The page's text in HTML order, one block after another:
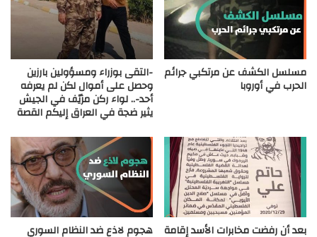
مسلسل الكشف عن مرتكبي جرائم
الحرب في أوروبا
-التقى بوزراء ومسؤولين بارزين
وحصل على أموال لكن لم يعرفه
أحد-.. لواء ركن مزيّف في الجيش
يثير ضجة في العراق إليكم القصة
بعد أن رفضت مخابرات الأسد إقامة هجوم لاذع ضد النظام السوري